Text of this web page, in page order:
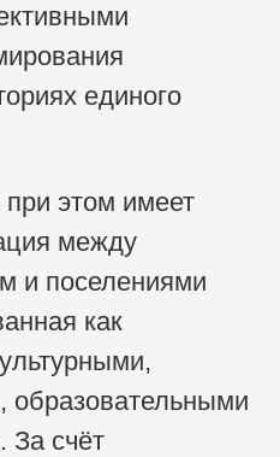
единого
этом имеет
между
и поселениями
как
образовательными
За счёт